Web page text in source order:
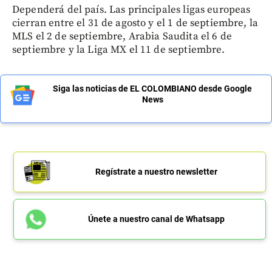
Dependerá del país. Las principales ligas europeas
cierran entre el 31 de agosto y el 1 de septiembre, la
MLS el 2 de septiembre, Arabia Saudita el 6 de
septiembre y la Liga MX el 11 de septiembre.
Siga las noticias de EL COLOMBIANO desde Google
News
Regístrate a nuestro newsletter
Únete a nuestro canal de Whatsapp